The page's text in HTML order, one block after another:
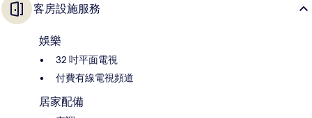
客房設施服務
娛樂
32 吋平面電視
付費有線電視頻道
居家配備